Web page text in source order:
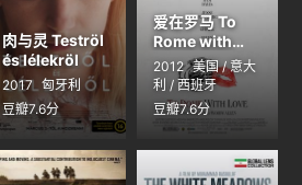
肉与灵 Teströl
és lélekröl
2017 匈牙利
豆瓣7.6分
爱在罗马 To
Rome with
Love
2012 美国 / 意大
利 / 西班牙
豆瓣7.6分